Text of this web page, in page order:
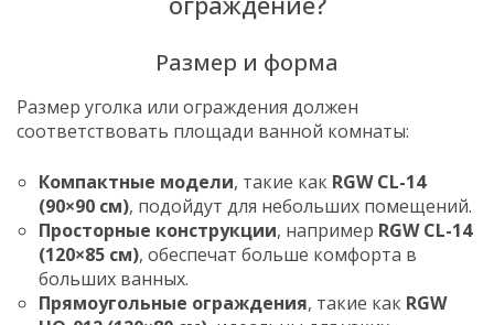
Размер и форма
Размер уголка или ограждения должен
соответствовать площади ванной комнаты:
Компактные модели, такие как RGW CL-14
(90×90 см), подойдут для небольших помещений.
Просторные конструкции, например RGW CL-14
(120×85 см), обеспечат больше комфорта в
больших ванных.
Прямоугольные ограждения, такие как RGW